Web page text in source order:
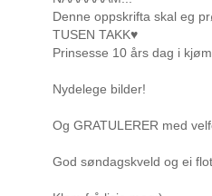
Denne oppskrifta skal eg
TUSEN TAKK♥
Prinsesse 10 års dag i
Nydelege bilder!
Og GRATULERER med
God søndagskveld og ei